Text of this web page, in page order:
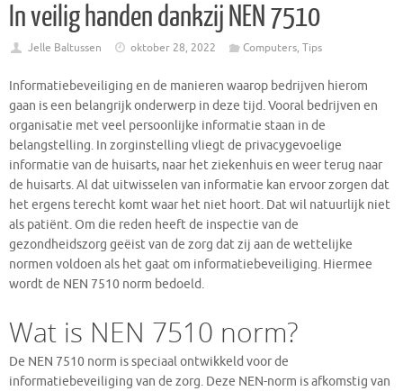
In veilig handen dankzij NEN 7510
Jelle Baltussen oktober 28, 2022 Computers, Tips
Informatiebeveiliging en de manieren waarop bedrijven hierom
gaan is een belangrijk onderwerp in deze tijd. Vooral bedrijven en
organisatie met veel persoonlijke informatie staan in de
belangstelling. In zorginstelling vliegt de privacygevoelige
informatie van de huisarts, naar het ziekenhuis en weer terug naar
de huisarts. Al dat uitwisselen van informatie kan ervoor zorgen dat
het ergens terecht komt waar het niet hoort. Dat wil natuurlijk niet
als patiënt. Om die reden heeft de inspectie van de
gezondheidszorg geëist van de zorg dat zij aan de wettelijke
normen voldoen als het gaat om informatiebeveiliging. Hiermee
wordt de NEN 7510 norm bedoeld.
Wat is NEN 7510 norm?
De NEN 7510 norm is speciaal ontwikkeld voor de
informatiebeveiliging van de zorg. Deze NEN-norm is afkomstig van